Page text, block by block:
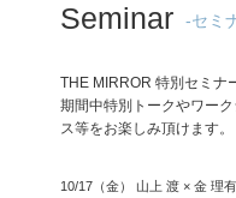
Seminar -セミ
THE MIRROR 特別セミナ
期間中特別トークやワー
ス等をお楽しみ頂けます。
10/17（金） 山上 渡 × 金 理